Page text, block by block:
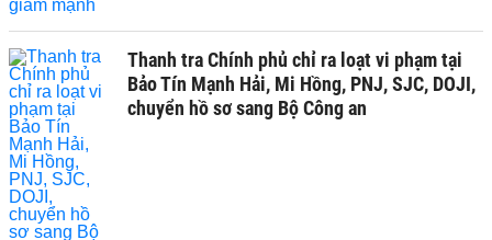
Thanh tra Chính phủ chỉ ra loạt vi phạm tại
Bảo Tín Mạnh Hải, Mi Hồng, PNJ, SJC, DOJI,
chuyển hồ sơ sang Bộ Công an